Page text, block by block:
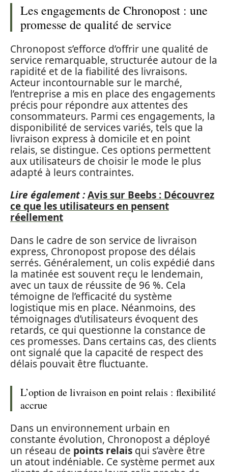
Les engagements de Chronopost : une
promesse de qualité de service
Chronopost s’efforce d’offrir une qualité de
service remarquable, structurée autour de la
rapidité et de la fiabilité des livraisons.
Acteur incontournable sur le marché,
l’entreprise a mis en place des engagements
précis pour répondre aux attentes des
consommateurs. Parmi ces engagements, la
disponibilité de services variés, tels que la
livraison express à domicile et en point
relais, se distingue. Ces options permettent
aux utilisateurs de choisir le mode le plus
adapté à leurs contraintes.
Lire également :Avis sur Beebs : Découvrez
ce que les utilisateurs en pensent
réellement
Dans le cadre de son service de livraison
express, Chronopost propose des délais
serrés. Généralement, un colis expédié dans
la matinée est souvent reçu le lendemain,
avec un taux de réussite de 96 %. Cela
témoigne de l’efficacité du système
logistique mis en place. Néanmoins, des
témoignages d’utilisateurs évoquent des
retards, ce qui questionne la constance de
ces promesses. Dans certains cas, des clients
ont signalé que la capacité de respect des
délais pouvait être fluctuante.
L’option de livraison en point relais : flexibilité
accrue
Dans un environnement urbain en
constante évolution, Chronopost a déployé
un réseau de points relais qui s’avère être
un atout indéniable. Ce système permet aux